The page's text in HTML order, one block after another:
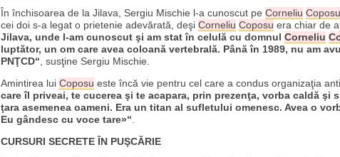
În închisoarea de la Jilava, Sergiu Mischie l-a cunoscut pe Corneliu Coposu
cei doi s-a legat o prietenie adevărată, deşi Corneliu Coposu era chiar de
Jilava, unde l-am cunoscut şi am stat în celulă cu domnul Corneliu
luptător, un om care avea coloană vertebrală. Până în 1989, nu am
PNŢCD“ , susţine Sergiu Mischie.
Amintirea lui Coposu este încă vie pentru cel care a condus organizaţia
care îl priveai, te cucerea şi te acapara, prin prezenţa, vorba caldă şi
ţara asemenea oameni. Era un titan al sufletului omenesc. Avea o
Eu gândesc cu voce tare»“
CURSURI SECRETE ÎN PUŞCĂRIE